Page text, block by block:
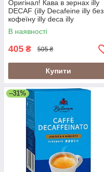
Оригінал! Кава в зернах illy
DECAF (illy Decafeine illy без
кофеїну illy deca illy
decaffeinato illy decaffeinated)
250г Італія
В наявності
405 ₴ 505 ₴
Купити
–31%